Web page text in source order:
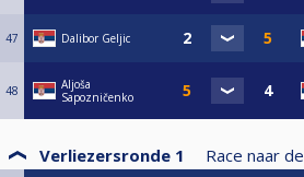
47 Dalibor Geljic
48
Aljoša
Sapozničenko
Verliezersronde 1 Race naar de